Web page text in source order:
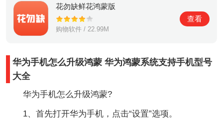
花勿缺鲜花鸿蒙版
购物软件 / 22.99M
查看
华为手机怎么升级鸿蒙 华为鸿蒙系统支持手机型号
大全
华为手机怎么升级鸿蒙?
1、首先打开华为手机，点击“设置”选项。